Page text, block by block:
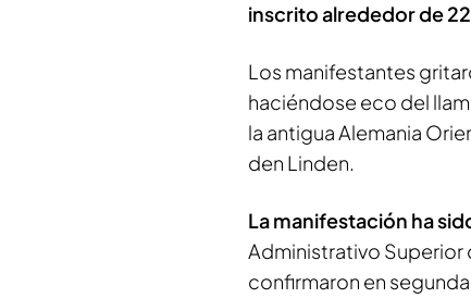
inscrito alrededor de
Los manifestantes
haciéndose eco del
la antigua Alemania
den Linden.
La manifestación ha
Administrativo Superior
confirmaron en